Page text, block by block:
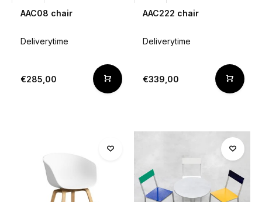
AAC08 chair
Deliverytime
€285,00
AAC222 chair
Deliverytime
€339,00